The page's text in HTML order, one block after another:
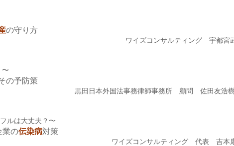
の守り方
ワイズコンサルティング 宇都宮
〜
の予防策
黒田日本外国法事務律師事務所 顧問 佐田友浩
ルは大丈夫？〜
業の伝染病対策
ワイズコンサルティング 代表 吉本